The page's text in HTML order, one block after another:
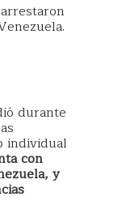
durante
individual
con
y